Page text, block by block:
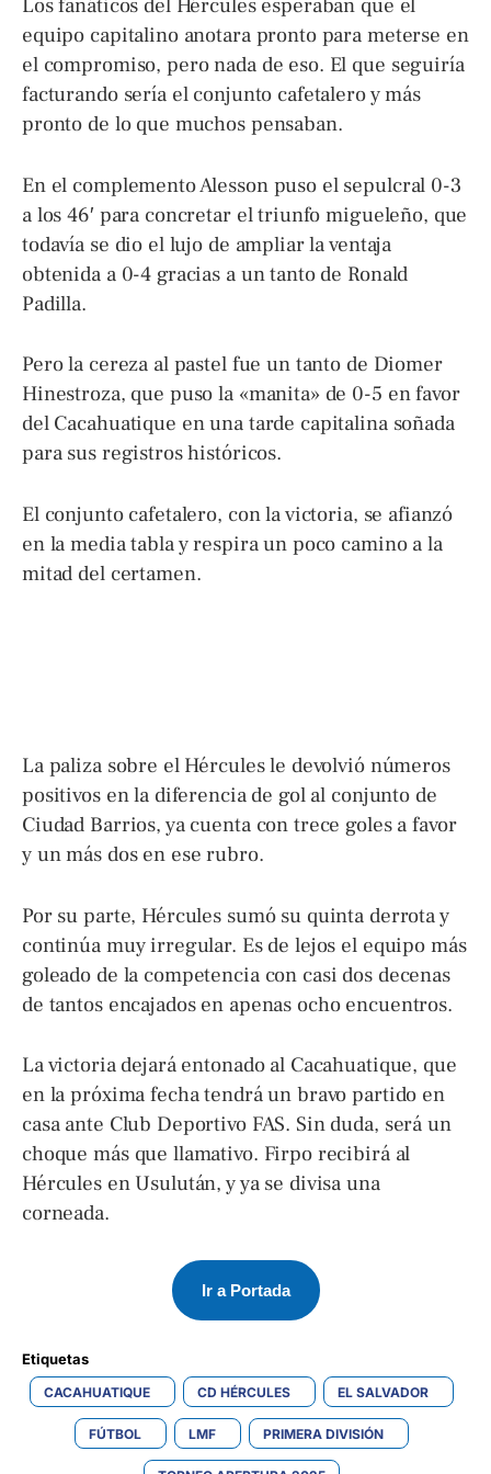
Los fanáticos del Hércules esperaban que el
equipo capitalino anotara pronto para meterse en
el compromiso, pero nada de eso. El que seguiría
facturando sería el conjunto cafetalero y más
pronto de lo que muchos pensaban.
En el complemento Alesson puso el sepulcral 0-3
a los 46′ para concretar el triunfo migueleño, que
todavía se dio el lujo de ampliar la ventaja
obtenida a 0-4 gracias a un tanto de Ronald
Padilla.
Pero la cereza al pastel fue un tanto de Diomer
Hinestroza, que puso la «manita» de 0-5 en favor
del Cacahuatique en una tarde capitalina soñada
para sus registros históricos.
El conjunto cafetalero, con la victoria, se afianzó
en la media tabla y respira un poco camino a la
mitad del certamen.
La paliza sobre el Hércules le devolvió números
positivos en la diferencia de gol al conjunto de
Ciudad Barrios, ya cuenta con trece goles a favor
y un más dos en ese rubro.
Por su parte, Hércules sumó su quinta derrota y
continúa muy irregular. Es de lejos el equipo más
goleado de la competencia con casi dos decenas
de tantos encajados en apenas ocho encuentros.
La victoria dejará entonado al Cacahuatique, que
en la próxima fecha tendrá un bravo partido en
casa ante Club Deportivo FAS. Sin duda, será un
choque más que llamativo. Firpo recibirá al
Hércules en Usulután, y ya se divisa una
corneada.
Ir a Portada
Etiquetas
CACAHUATIQUE CD HÉRCULES EL SALVADOR
FÚTBOL LMF PRIMERA DIVISIÓN